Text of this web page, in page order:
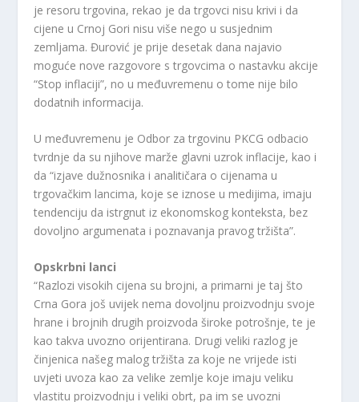
je resoru trgovina, rekao je da trgovci nisu krivi i da
cijene u Crnoj Gori nisu više nego u susjednim
zemljama. Đurović je prije desetak dana najavio
moguće nove razgovore s trgovcima o nastavku akcije
“Stop inflaciji”, no u međuvremenu o tome nije bilo
dodatnih informacija.
U međuvremenu je Odbor za trgovinu PKCG odbacio
tvrdnje da su njihove marže glavni uzrok inflacije, kao i
da “izjave dužnosnika i analitičara o cijenama u
trgovačkim lancima, koje se iznose u medijima, imaju
tendenciju da istrgnut iz ekonomskog konteksta, bez
dovoljno argumenata i poznavanja pravog tržišta”.
Opskrbni lanci
“Razlozi visokih cijena su brojni, a primarni je taj što
Crna Gora još uvijek nema dovoljnu proizvodnju svoje
hrane i brojnih drugih proizvoda široke potrošnje, te je
kao takva uvozno orijentirana. Drugi veliki razlog je
činjenica našeg malog tržišta za koje ne vrijede isti
uvjeti uvoza kao za velike zemlje koje imaju veliku
vlastitu proizvodnju i veliki obrt, pa im se uvozni